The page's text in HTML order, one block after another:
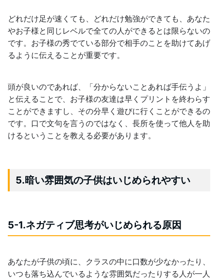
どれだけ足が速くても、どれだけ勉強ができても、あなた
やお子様と同じレベルで全ての人ができるとは限らないの
です。お子様の秀でている部分で相手のことを助けてあげ
るように伝えることが重要です。
頭が良いのであれば、「分からないことあれば手伝うよ」
と伝えることで、お子様の友達は早くプリントを終わらす
ことができますし、その分早く遊びに行くことができるの
です。口で文句を言うのではなく、長所を使って他人を助
けるということを教える必要があります。
5.暗い雰囲気の子供はいじめられやすい
5-1.ネガティブ思考がいじめられる原因
あなたが子供の頃に、クラスの中に口数が少なかったり、
いつも落ち込んでいるような雰囲気だったりする人が一人